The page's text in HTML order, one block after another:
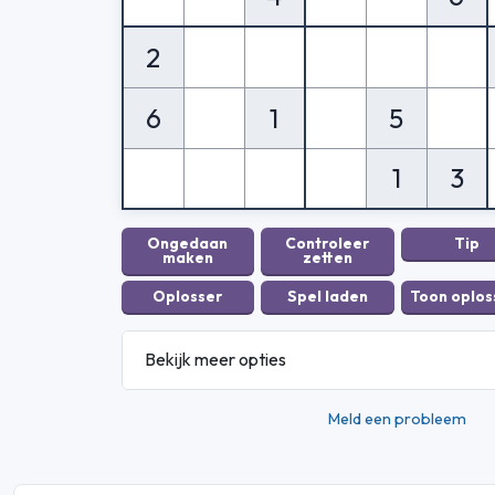
2
6
1
5
1
3
Bekijk meer opties
Meld een probleem